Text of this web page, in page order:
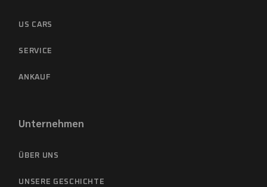
US CARS
SERVICE
ANKAUF
Unternehmen
ÜBER UNS
UNSERE GESCHICHTE